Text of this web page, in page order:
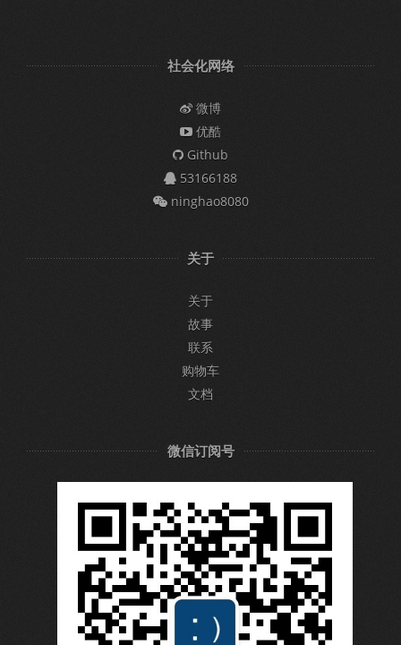
社会化网络
微博
优酷
Github
53166188
ninghao8080
关于
关于
故事
联系
购物车
文档
微信订阅号